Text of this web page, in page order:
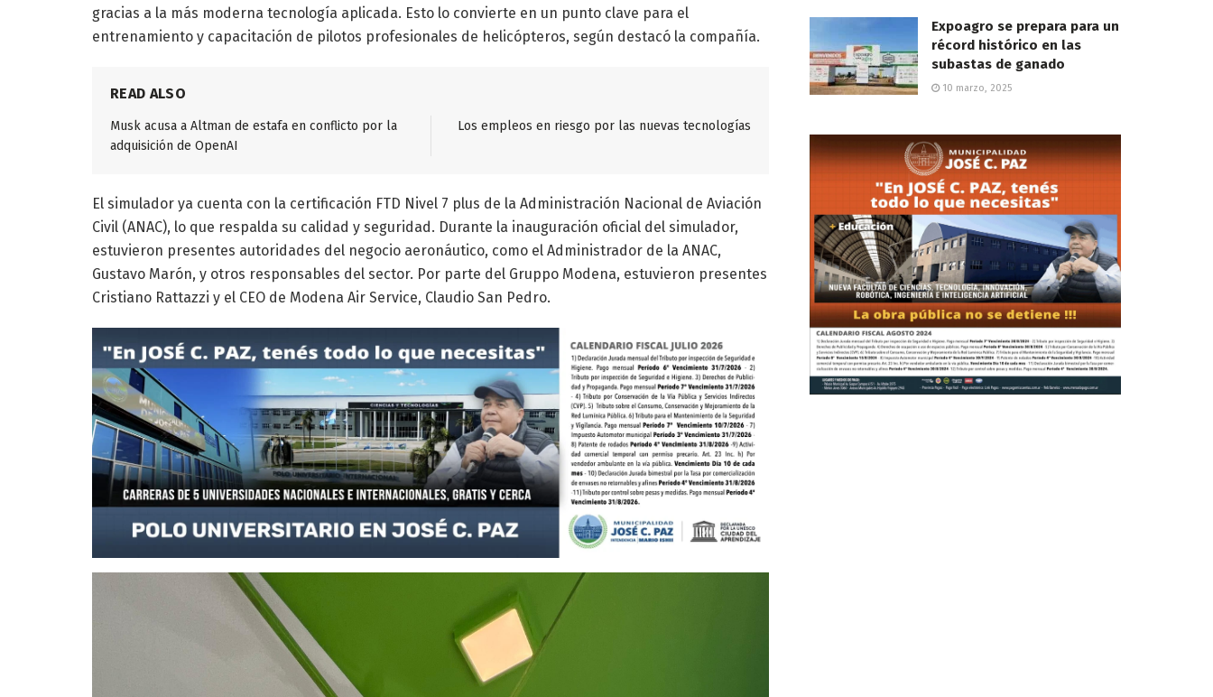
gracias a la más moderna tecnología aplicada. Esto lo convierte en un punto clave para el
entrenamiento y capacitación de pilotos profesionales de helicópteros, según destacó la compañía.
READ ALSO
Musk acusa a Altman de estafa en conflicto por la
adquisición de OpenAI
Los empleos en riesgo por las nuevas tecnologías
El simulador ya cuenta con la certificación FTD Nivel 7 plus de la Administración Nacional de Aviación
Civil (ANAC), lo que respalda su calidad y seguridad. Durante la inauguración oficial del simulador,
estuvieron presentes autoridades del negocio aeronáutico, como el Administrador de la ANAC,
Gustavo Marón, y otros responsables del sector. Por parte del Gruppo Modena, estuvieron presentes
Cristiano Rattazzi y el CEO de Modena Air Service, Claudio San Pedro.
Expoagro se prepara para un
récord histórico en las
subastas de ganado
10 marzo, 2025